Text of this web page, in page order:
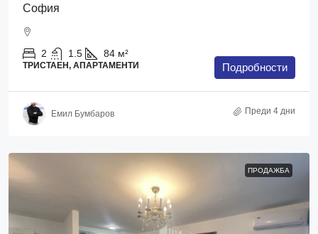
София
2 1.5 84 м²
ТРИСТАЕН, АПАРТАМЕНТИ Подробности
Емил Бумбаров Преди 4 дни
ПРОДАЖБА